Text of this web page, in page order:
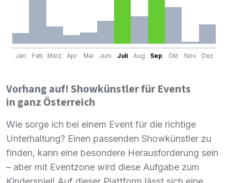
Jan Feb März Apr Mai Juni Juli Aug Sep Okt Nov Dez
Vorhang auf! Showkünstler für Events
in ganz Österreich
Wie sorge ich bei einem Event für die richtige
Unterhaltung? Einen passenden Showkünstler zu
finden, kann eine besondere Herausforderung sein
– aber mit Eventzone wird diese Aufgabe zum